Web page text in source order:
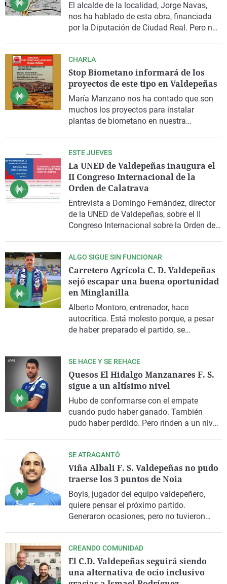
El alcalde de la localidad, Jorge Navas,
nos ha hablado de esta obra, financiada
por la Diputación de Ciudad Real. Pero no
CHARLA
Stop Biometano informará de los
proyectos de este tipo en Valdepeñas
María Manzano nos ha contado que son
muchos los proyectos para instalar
plantas de biometano en nuestra
viernes, 3 de octubre, a las 19 horas,
estarán en el Auditorio 'Inés Ibáñez Braña'
para ofrecer datos y responder preguntas.
ESTE JUEVES
La UNED de Valdepeñas inaugura el
II Congreso Internacional de la
Orden de Calatrava
Entrevista a Domingo Fernández, director
de la UNED de Valdepeñas, sobre el II
Congreso Internacional sobre la Orden de
ALGO SIGUE SIN FUNCIONAR
Carretero Agrícola C. D. Valdepeñas
sejó escapar una buena oportunidad
en Minglanilla
Alberto Montoro, entrenador, hace
autocrítica. Está molesto porque, a pesar
de haber preparado el partido, se
poco acierto cara al gol y la próxima
jornada recibe al Quintanar, colíder de
Primera Autonómica Preferente.
SE HACE Y SE REHACE
Quesos El Hidalgo Manzanares F. S.
sigue a un altísimo nivel
Hubo de conformarse con el empate
cuando pudo haber ganado. También
pudo haber perdido. Pero rinden a un nivel
Hablamos con Raúl Campos.
SE ATRAGANTÓ
Viña Albali F. S. Valdepeñas no pudo
traerse los 3 puntos de Noia
Boyis, jugador del equipo valdepeñero,
quiere pensar el próximo partido.
Generaron ocasiones, pero no tuvieron
CREANDO COMUNIDAD
El C.D. Valdepeñas seguirá siendo
una alternativa de ocio inclusivo